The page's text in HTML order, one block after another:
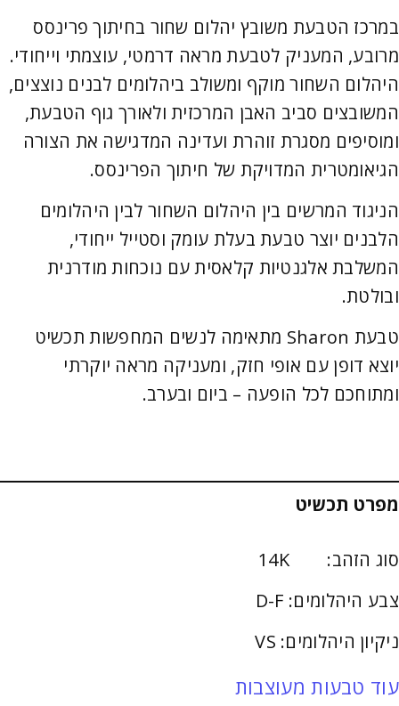
במרכז הטבעת משובץ יהלום שחור בחיתוך פרינסס
מרובע, המעניק לטבעת מראה דרמטי, עוצמתי וייחודי.
היהלום השחור מוקף ומשולב ביהלומים לבנים נוצצים,
המשובצים סביב האבן המרכזית ולאורך גוף הטבעת,
ומוסיפים מסגרת זוהרת ועדינה המדגישה את הצורה
הגיאומטרית המדויקת של חיתוך הפרינסס.
הניגוד המרשים בין היהלום השחור לבין היהלומים
הלבנים יוצר טבעת בעלת עומק וסטייל ייחודי,
המשלבת אלגנטיות קלאסית עם נוכחות מודרנית
ובולטת.
טבעת Sharon מתאימה לנשים המחפשות תכשיט
יוצא דופן עם אופי חזק, ומעניקה מראה יוקרתי
ומתוחכם לכל הופעה – ביום ובערב.
מפרט תכשיט
סוג הזהב: 14K
צבע היהלומים: D-F
ניקיון היהלומים: VS
עוד טבעות מעוצבות